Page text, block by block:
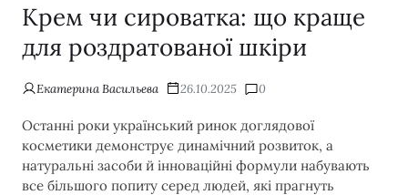
Крем чи сироватка: що краще
для роздратованої шкіри
Екатерина Васильева 26.10.2025 0
Останні роки український ринок доглядової
косметики демонструє динамічний розвиток, а
натуральні засоби й інноваційні формули набувають
все більшого попиту серед людей, які прагнуть